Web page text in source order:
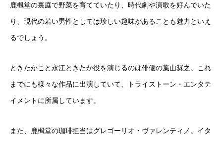
鹿楓堂の裏庭で野菜を育てていたり、時代劇や演歌を好んでいた
り、現代の若い男性としては珍しい趣味があることも魅力といえ
るでしょう。
ときたかこと永江ときたか役を演じるのは俳優の葉山奨之。これ
までにも様々な作品に出演していて、トライストーン・エンタテ
イメントに所属しています。
また、鹿楓堂の珈琲担当はグレゴーリオ・ヴァレンティノ。イタ